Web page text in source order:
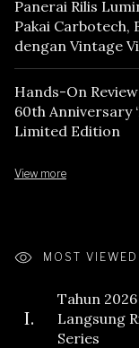
Panerai Rilis
Pakai Carbotech,
dengan Vintage
Hands-On
60th Anniversary
Limited Edition
View more
MOST VIEWED
I.
Tahun
Langsung
Series